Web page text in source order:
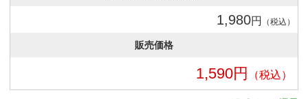
1,980円 （税込）
販売価格
1,590円 （税込）